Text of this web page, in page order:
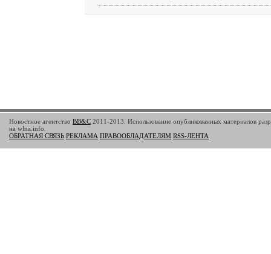
Новостное агентство BB&C 2011-2013. Использование опубликованных материалов
на wlna.info.
ОБРАТНАЯ СВЯЗЬ РЕКЛАМА ПРАВООБЛАДАТЕЛЯМ RSS-ЛЕНТА